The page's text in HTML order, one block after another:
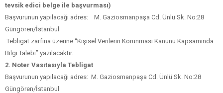
tevsik edici belge ile başvurması)
Başvurunun yapılacağı adres: M. Gaziosmanpaşa Cd. Ünlü Sk. No:28
Güngören/İstanbul
Tebligat zarfına üzerine “Kişisel Verilerin Korunması Kanunu Kapsamında
Bilgi Talebi” yazılacaktır.
2. Noter Vasıtasıyla Tebligat
Başvurunun yapılacağı adres: M. Gaziosmanpaşa Cd. Ünlü Sk. No:28
Güngören/İstanbul